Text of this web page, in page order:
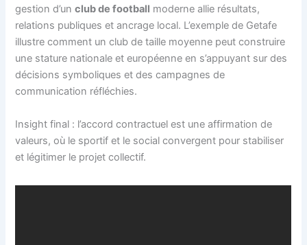
gestion d’unclub de football moderne allie résultats,
relations publiques et ancrage local. L’exemple de Getafe
illustre comment un club de taille moyenne peut construire
une stature nationale et européenne en s’appuyant sur des
décisions symboliques et des campagnes de
communication réfléchies.
Insight final : l’accord contractuel est une affirmation de
valeurs, où le sportif et le social convergent pour stabiliser
et légitimer le projet collectif.